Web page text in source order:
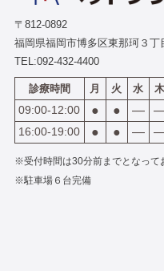
〒812-0892
福岡県福岡市博多区東那珂３丁
TEL:092-432-4400
診療時間 月 火 水 木
09:00-12:00 ● ● ―
16:00-19:00 ● ● ―
※受付時間は30分前までとなって
※駐車場６台完備